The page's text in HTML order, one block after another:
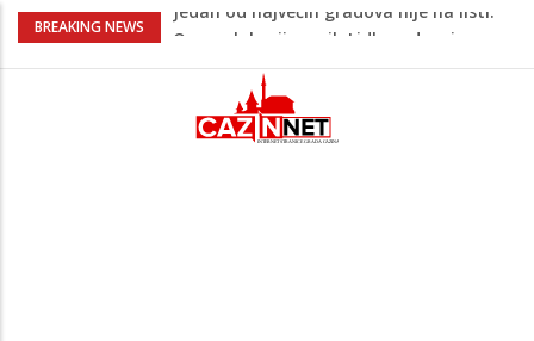
BREAKING NEWS
Majka Izeta Nanića progovorila nakon
poniženje na mjestu gdje se odaje
počast mom sinu"
Prvi put u više od 40 godina: Saudijska